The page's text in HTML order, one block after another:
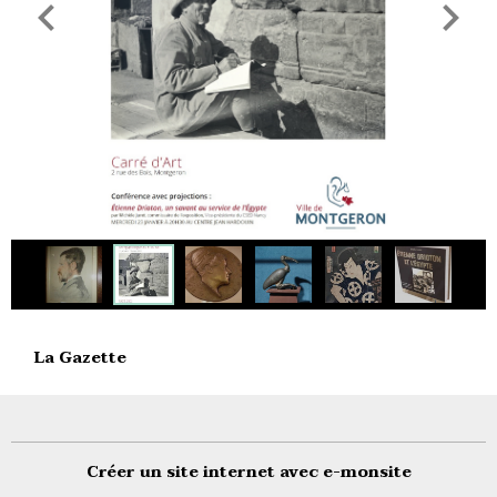
La Gazette
Créer un site internet avec e-monsite